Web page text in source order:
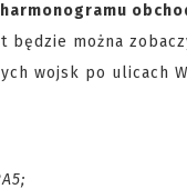
będzie można
wojsk po ulicach